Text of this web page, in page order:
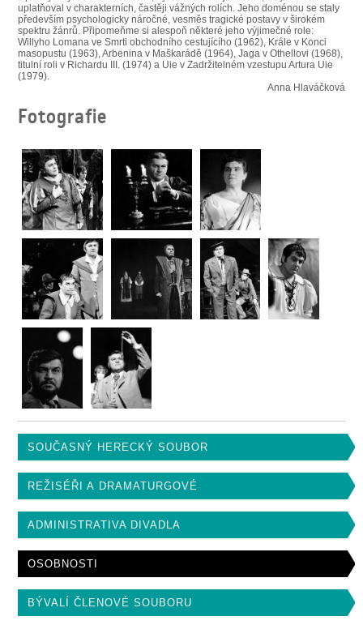
uplatňoval v charakterních, častěji vážných rolích. Jeho doménou se staly
především psychologicky náročné, vesměs tragické postavy v širokém
spektru žánrů. Připomeňme si alespoň některé jeho výjimečné role:
Willyho Lomana ve Smrti obchodního cestujícího (1962), Krále v Konci
masopustu (1963), Arbenina v Maškarádě (1964), Jaga v Othellovi (1968),
titulní roli v Richardu III. (1974) a Uie v Zadržitelném vzestupu Artura Uie
(1979).
Anna Hlaváčková
Fotografie
SOUČASNÝ HERECKÝ SOUBOR
REŽISÉŘI A DRAMATURGOVÉ
ADMINISTRATIVA DIVADLA
OSOBNOSTI
BÝVALÍ ČLENOVÉ SOUBORU